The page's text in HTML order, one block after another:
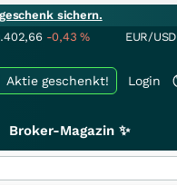
sichern.
-0,43% EUR/USD
Login
Aktie geschenkt!
Broker-Magazin ✨